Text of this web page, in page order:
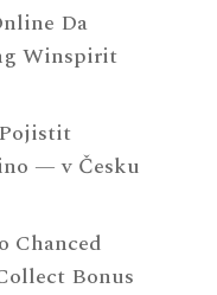
Da
Winspirit
Pojistit
— v Česku
Chanced
Bonus